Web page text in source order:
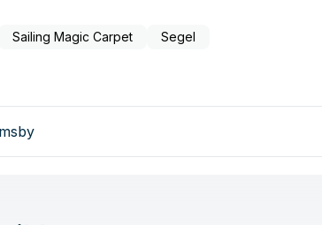
Sailing Magic Carpet Segel